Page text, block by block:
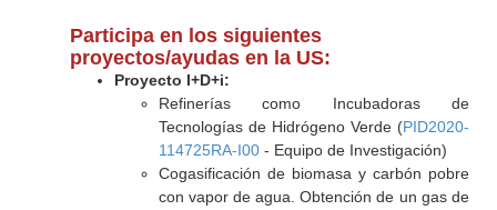
Participa en los siguientes
proyectos/ayudas en la US:
Proyecto I+D+i:
Refinerías como Incubadoras de
Tecnologías de Hidrógeno Verde (PID2020-
114725RA-I00- Equipo de Investigación)
Cogasificación de biomasa y carbón pobre
con vapor de agua. Obtención de un gas de